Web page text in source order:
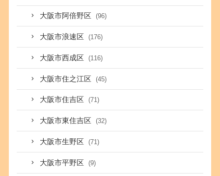
大阪市阿倍野区 (96)
大阪市浪速区 (176)
大阪市西成区 (116)
大阪市住之江区 (45)
大阪市住吉区 (71)
大阪市東住吉区 (32)
大阪市生野区 (71)
大阪市平野区 (9)